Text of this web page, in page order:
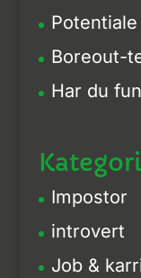
Boreout-
Har du
Impostor
introvert
Job &